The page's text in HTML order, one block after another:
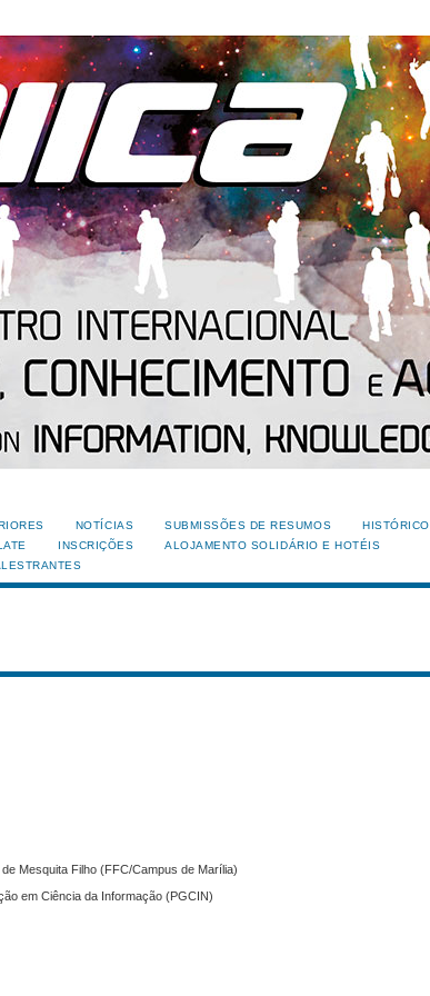
NOTÍCIAS SUBMISSÕES DE RESUMOS
HISTÓRICO
INSCRIÇÕES
ALOJAMENTO SOLIDÁRIO E HOTÉIS
Mesquita Filho (FFC/Campus de Marília)
em Ciência da Informação (PGCIN)